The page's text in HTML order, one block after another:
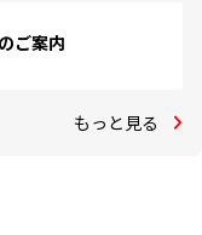
ご案内
もっと見る